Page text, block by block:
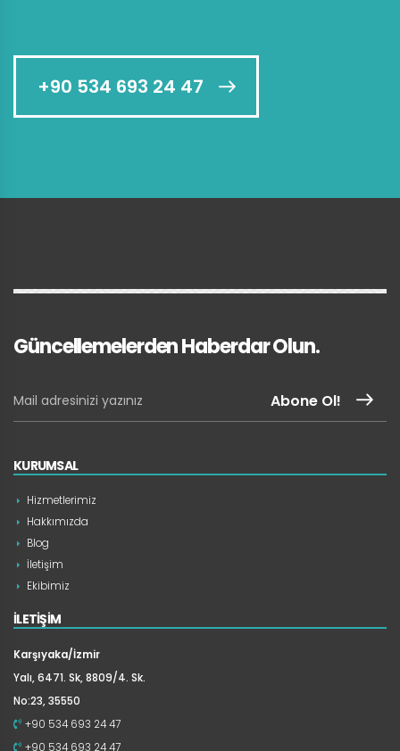
+90 534 693 24 47
Güncellemelerden Haberdar Olun.
Abone Ol!
KURUMSAL
Hizmetlerimiz
Hakkımızda
Blog
İletişim
Ekibimiz
İLETİŞİM
Karşıyaka/İzmir
Yalı, 6471. Sk, 8809/4. Sk.
No:23, 35550
+90 534 693 24 47
+90 534 693 24 47